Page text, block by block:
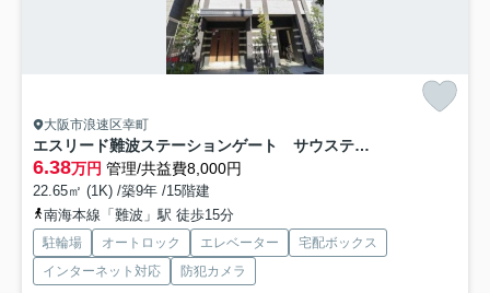
大阪市浪速区幸町
エスリード難波ステーションゲート サウステラス
6.38万円 管理/共益費8,000円
22.65㎡ (1K) /築9年 /15階建
南海本線「難波」駅 徒歩15分
駐輪場 オートロック エレベーター
宅配ボックス
インターネット対応
防犯カメラ